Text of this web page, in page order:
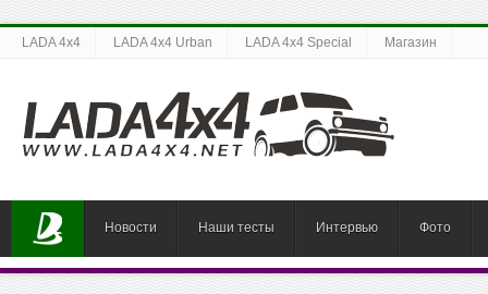
LADA 4x4 LADA 4x4 Urban LADA 4x4 Special Магазин
Новости Наши тесты Интервью Фото